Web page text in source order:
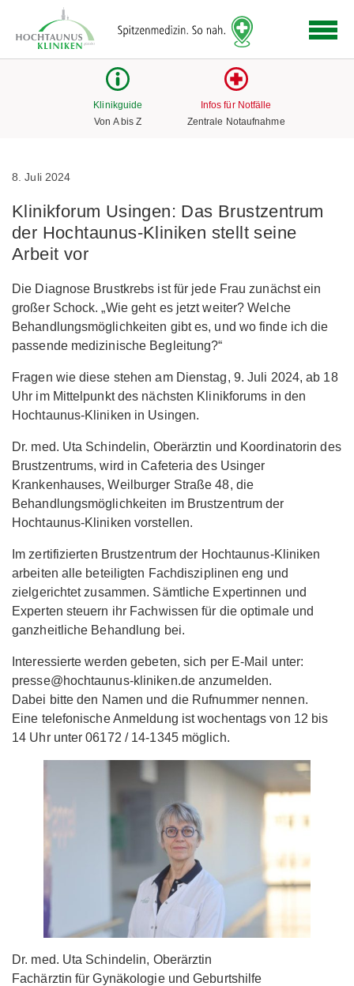
Link
zur
Klinikguide
Von A bis Z
Infos für Notfälle
Zentrale Notaufnahme
8. Juli 2024
Klinikforum Usingen: Das Brustzentrum
der Hochtaunus-Kliniken stellt seine
Arbeit vor
Die Diagnose Brustkrebs ist für jede Frau zunächst ein
großer Schock. „Wie geht es jetzt weiter? Welche
Behandlungsmöglichkeiten gibt es, und wo finde ich die
passende medizinische Begleitung?“
Fragen wie diese stehen am Dienstag, 9. Juli 2024, ab 18
Uhr im Mittelpunkt des nächsten Klinikforums in den
Hochtaunus-Kliniken in Usingen.
Dr. med. Uta Schindelin, Oberärztin und Koordinatorin des
Brustzentrums, wird in Cafeteria des Usinger
Krankenhauses, Weilburger Straße 48, die
Behandlungsmöglichkeiten im Brustzentrum der
Hochtaunus-Kliniken vorstellen.
Im zertifizierten Brustzentrum der Hochtaunus-Kliniken
arbeiten alle beteiligten Fachdisziplinen eng und
zielgerichtet zusammen. Sämtliche Expertinnen und
Experten steuern ihr Fachwissen für die optimale und
ganzheitliche Behandlung bei.
Interessierte werden gebeten, sich per E-Mail unter:
presse@hochtaunus-kliniken.de anzumelden.
Dabei bitte den Namen und die Rufnummer nennen.
Eine telefonische Anmeldung ist wochentags von 12 bis
14 Uhr unter 06172 / 14-1345 möglich.
Dr. med. Uta Schindelin, Oberärztin
Fachärztin für Gynäkologie und Geburtshilfe